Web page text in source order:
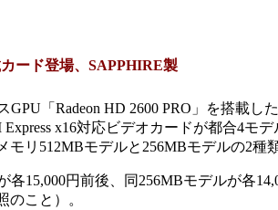
ード登場、SAPPHIRE製
「Radeon HD 2600 PRO」を搭載し
x16対応ビデオカードが都合4モデ
リ512MBモデルと256MBモデルの2種類
15,000円前後、同256MBモデルが各
のこと）。